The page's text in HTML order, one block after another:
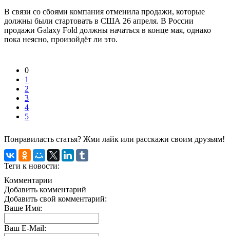
В связи со сбоями компания отменила продажи, которые
должны были стартовать в США 26 апреля. В России
продажи Galaxy Fold должны начаться в конце мая, однако
пока неясно, произойдёт ли это.
0
1
2
3
4
5
Понравиласть статья? Жми лайк или расскажи своим друзьям!
Теги к новости:
Комментарии
Добавить комментарий
Добавить свой комментарий:
Ваше Имя:
Ваш E-Mail: